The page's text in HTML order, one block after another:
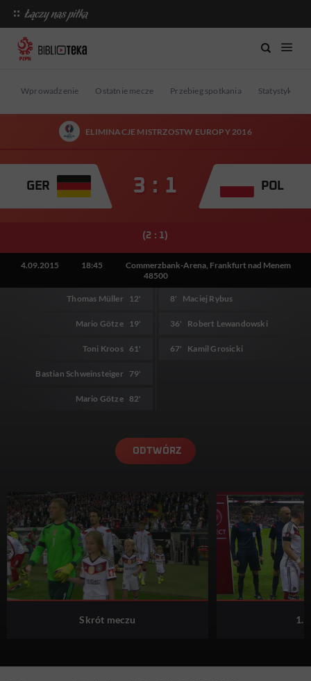
Wprowadzenie Ostatnie mecze Przebieg spotkania Statystyki
ELIMINACJE MISTRZOSTW EUROPY 2016
GER 3 : 1 POL
(2 : 1)
4.09.2015 18:45
Commerzbank-Arena, Frankfurt nad Menem
48500
Thomas Müller 12'
Mario Götze 19'
Toni Kroos 61'
Bastian Schweinsteiger 79'
Mario Götze 82'
Maciej Rybus
8'
Robert Lewandowski
36'
Kamil Grosicki
67'
ODTWÓRZ
Skrót meczu 1.